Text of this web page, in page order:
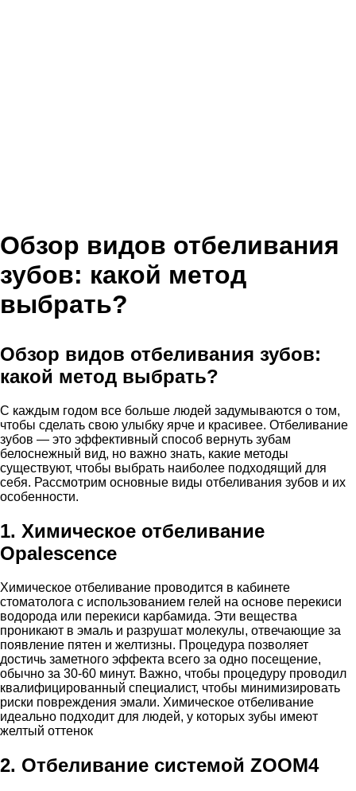
Обзор видов отбеливания
зубов: какой метод
выбрать?
Обзор видов отбеливания зубов:
какой метод выбрать?
С каждым годом все больше людей задумываются о том,
чтобы сделать свою улыбку ярче и красивее. Отбеливание
зубов — это эффективный способ вернуть зубам
белоснежный вид, но важно знать, какие методы
существуют, чтобы выбрать наиболее подходящий для
себя. Рассмотрим основные виды отбеливания зубов и их
особенности.
1. Химическое отбеливание
Opalescence
Химическое отбеливание проводится в кабинете
стоматолога с использованием гелей на основе перекиси
водорода или перекиси карбамида. Эти вещества
проникают в эмаль и разрушат молекулы, отвечающие за
появление пятен и желтизны. Процедура позволяет
достичь заметного эффекта всего за одно посещение,
обычно за 30-60 минут. Важно, чтобы процедуру проводил
квалифицированный специалист, чтобы минимизировать
риски повреждения эмали. Химическое отбеливание
идеально подходит для людей, у которых зубы имеют
желтый оттенок
2. Отбеливание системой ZOOM4